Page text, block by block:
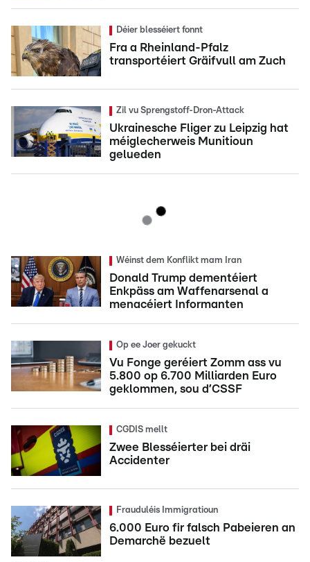
Déier blesséiert fonnt
Fra a Rheinland-Pfalz
transportéiert Gräifvull am Zuch
Zil vu Sprengstoff-Dron-Attack
Ukrainesche Fliger zu Leipzig hat
méiglecherweis Munitioun
gelueden
Wéinst dem Konflikt mam Iran
Donald Trump dementéiert
Enkpäss am Waffenarsenal a
menacéiert Informanten
Op ee Joer gekuckt
Vu Fonge geréiert Zomm ass vu
5.800 op 6.700 Milliarden Euro
geklommen, sou d’CSSF
CGDIS mellt
Zwee Blesséierter bei dräi
Accidenter
Frauduléis Immigratioun
6.000 Euro fir falsch Pabeieren an
Demarchë bezuelt